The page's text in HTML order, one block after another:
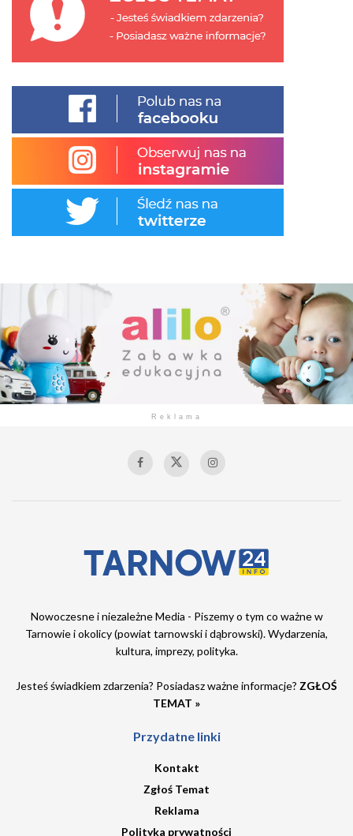
Reklama
Nowoczesne i niezależne Media - Piszemy o tym co ważne w
Tarnowie i okolicy (powiat tarnowski i dąbrowski). Wydarzenia,
kultura, imprezy, polityka.
Jesteś świadkiem zdarzenia? Posiadasz ważne informacje? ZGŁOŚ
TEMAT »
Przydatne linki
Kontakt
Zgłoś Temat
Reklama
Polityka prywatności